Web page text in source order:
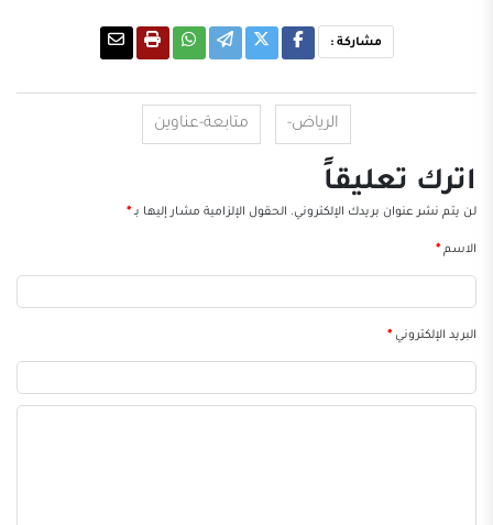
مشاركة :
الرياض- متابعة-عناوين
اترك تعليقاً
لن يتم نشر عنوان بريدك الإلكتروني. الحقول الإلزامية مشار إليها بـ*
الاسم*
البريد الإلكتروني*